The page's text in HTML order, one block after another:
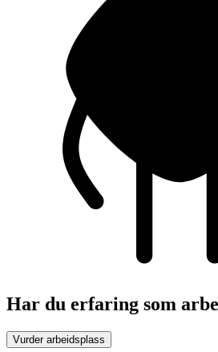
Har du erfaring som
Vurder arbeidsplass